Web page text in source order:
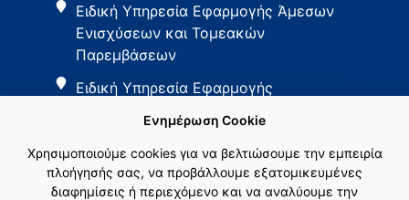
Ειδική Υπηρεσία Εφαρμογής Άμεσων
Ενισχύσεων και Τομεακών
Παρεμβάσεων
Ειδική Υπηρεσία Εφαρμογής
Ενημέρωση Cookie
Χρησιμοποιούμε cookies για να βελτιώσουμε την εμπειρία
πλοήγησής σας, να προβάλλουμε εξατομικευμένες
διαφημίσεις ή περιεχόμενο και να αναλύουμε την